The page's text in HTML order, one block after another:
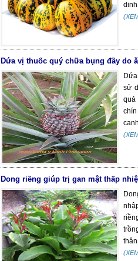
Dứa vị thuốc quý chữa bụng đầy do
sử
quả
Dong riềng giúp trị gan mật thấp